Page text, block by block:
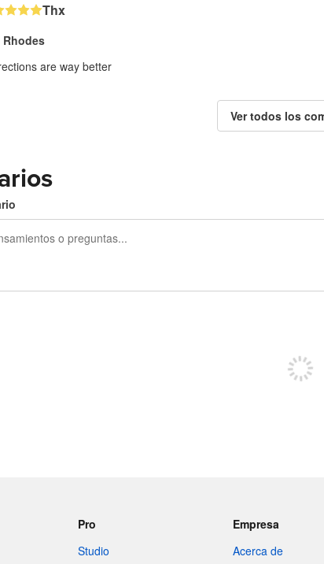
Thx
are way better
Ver todos los
Pro
Studio
Empresa
Acerca de